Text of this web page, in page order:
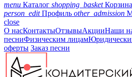
menu Каталог shopping_basket Корзина
person_edit Профиль other_admission
close
О насКонтактыОтзывыАкцииНаши
песниФизическим лицам
оферты Заказ песни